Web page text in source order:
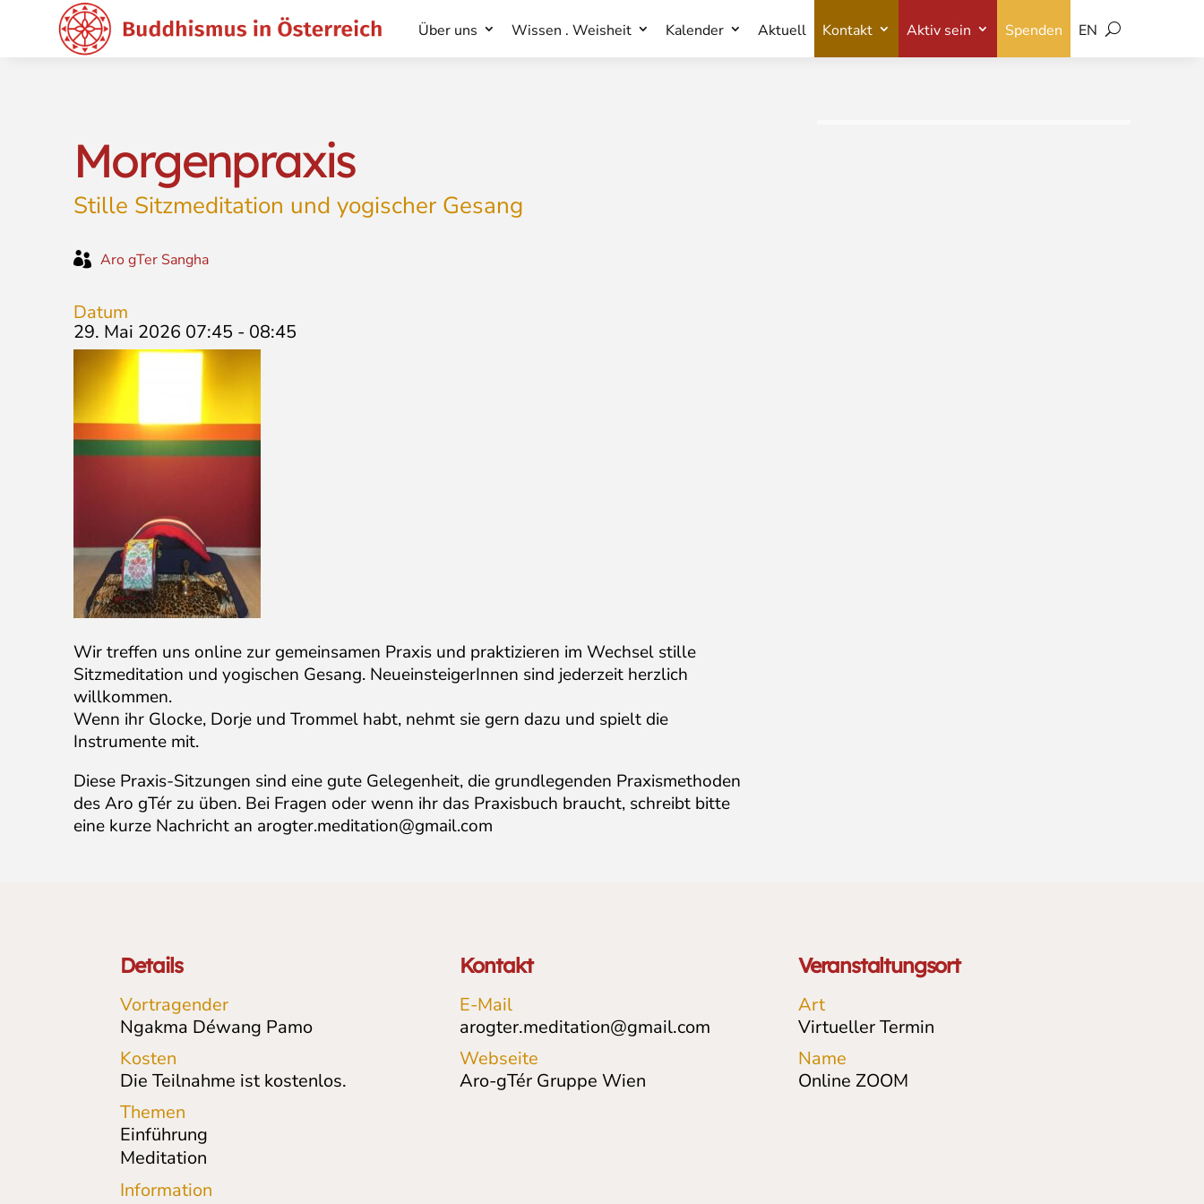
Über uns Wissen . Weisheit Kalender Aktuell Kontakt Aktiv sein Spenden EN
Über uns Wissen . Weisheit Kalender Aktuell Kontakt Aktiv sein Spenden EN
Morgenpraxis
Stille Sitzmeditation und yogischer Gesang
 Aro gTer Sangha
Datum
29. Mai 2026 07:45 - 08:45
Wir treffen uns online zur gemeinsamen Praxis und praktizieren im Wechsel stille
Sitzmeditation und yogischen Gesang. NeueinsteigerInnen sind jederzeit herzlich
willkommen.
Wenn ihr Glocke, Dorje und Trommel habt, nehmt sie gern dazu und spielt die
Instrumente mit.
Diese Praxis-Sitzungen sind eine gute Gelegenheit, die grundlegenden Praxismethoden
des Aro gTér zu üben. Bei Fragen oder wenn ihr das Praxisbuch braucht, schreibt bitte
eine kurze Nachricht an arogter.meditation@gmail.com
Details
Vortragender
Ngakma Déwang Pamo
Kosten
Die Teilnahme ist kostenlos.
Themen
Einführung
Meditation
Information
Kontakt
E-Mail
arogter.meditation@gmail.com
Webseite
Aro-gTér Gruppe Wien
Veranstaltungsort
Art
Virtueller Termin
Name
Online ZOOM